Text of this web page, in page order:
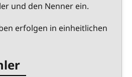
und den Nenner ein.
erfolgen in einheitlichen